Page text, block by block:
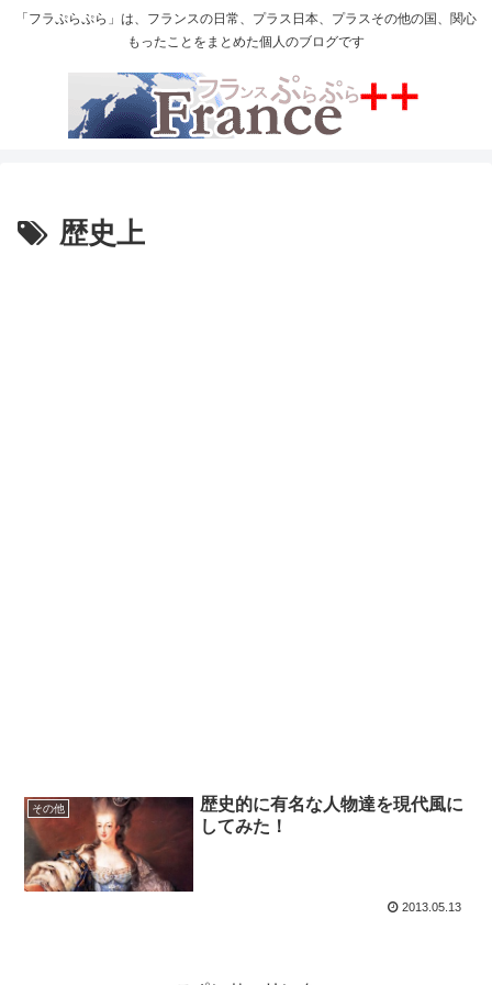
「フラぷらぷら」は、フランスの日常、プラス日本、プラスその他の国、関心
もったことをまとめた個人のブログです
歴史上
その他
歴史的に有名な人物達を現代風に
してみた！
2013.05.13